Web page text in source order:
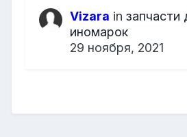
Vizara in запчасти
иномарок
29 ноября, 2021